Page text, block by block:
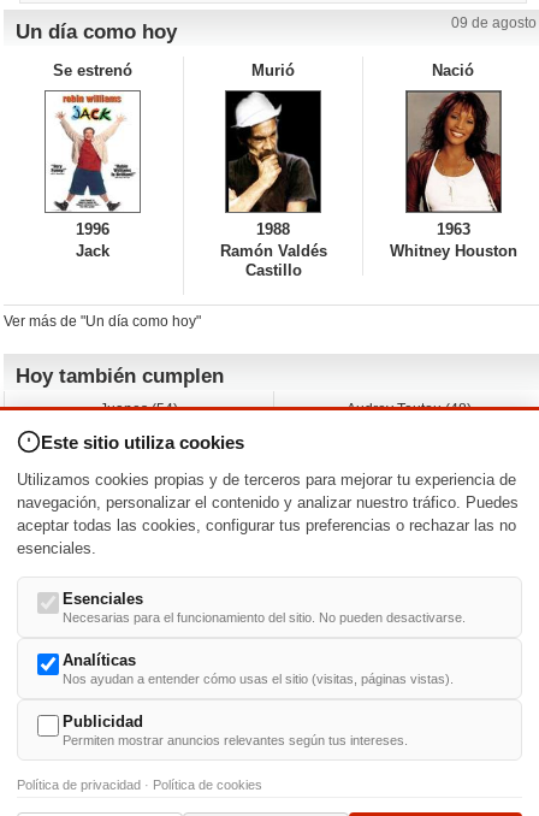
Un día como hoy 09 de agosto
Se estrenó
1996
Jack
Murió
1988
Ramón Valdés
Castillo
Nació
1963
Whitney Houston
Ver más de "Un día como hoy"
Hoy también cumplen
Juanes (54)
Jessica Capshaw (50)
Sam Elliott (82)
Jarvis Hayes (45)
Audrey Tautou (48)
The Edge (65)
Anna Kendrick (41)
Nacimientos y estrenos en la fecha
DD/MM /
-U- V- W- X - -
Este sitio utiliza cookies
Utilizamos cookies propias y de terceros para mejorar tu experiencia de
navegación, personalizar el contenido y analizar nuestro tráfico. Puedes
aceptar todas las cookies, configurar tus preferencias o rechazar las no
esenciales.
Esenciales
Necesarias para el funcionamiento del sitio. No pueden desactivarse.
Analíticas
Nos ayudan a entender cómo usas el sitio (visitas, páginas vistas).
Publicidad
Permiten mostrar anuncios relevantes según tus intereses.
Política de privacidad · Política de cookies